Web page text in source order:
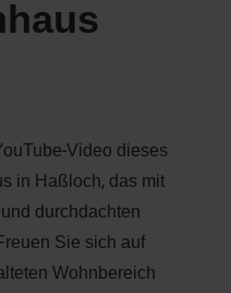
Video dieses
in Haßloch, das mit
durchdachten
Sie sich auf
Wohnbereich